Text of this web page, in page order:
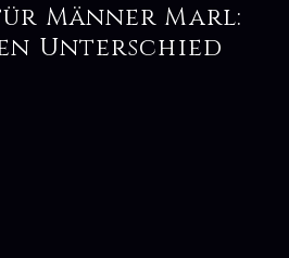
Männer Marl:
Unterschied